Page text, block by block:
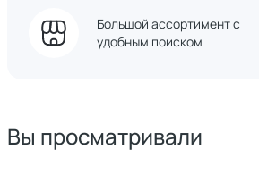
Большой ассортимент с
удобным поиском
Вы просматривали